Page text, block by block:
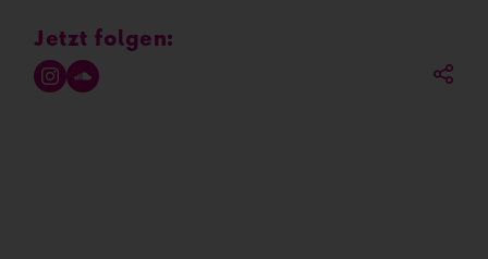
Jetzt folgen: